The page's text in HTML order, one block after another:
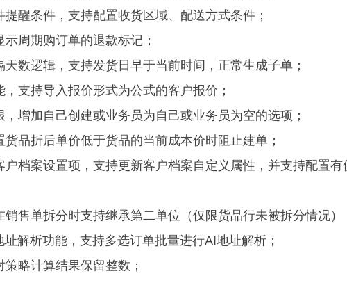
醒条件，支持配置收货区域、配送方式条件；
周期购订单的退款标记；
数逻辑，支持发货日早于当前时间，正常生成子单；
支持导入报价形式为公式的客户报价；
增加自己创建或业务员为自己或业务员为空的选项；
品折后单价低于货品的当前成本价时阻止建单；
档案设置项，支持更新客户档案自定义属性，并支持配置有
售单拆分时支持继承第二单位（仅限货品行未被拆分情况）
解析功能，支持多选订单批量进行AI地址解析；
略计算结果保留整数；